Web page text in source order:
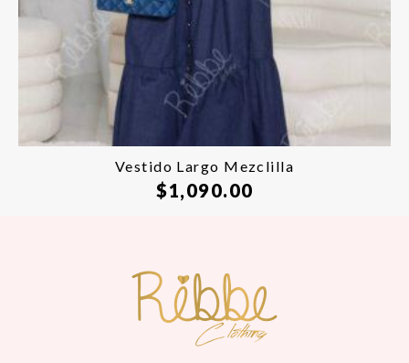
Vestido Largo Mezclilla
$1,090.00